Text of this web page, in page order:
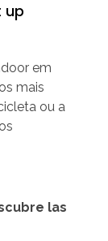
up
em
mais
ou a